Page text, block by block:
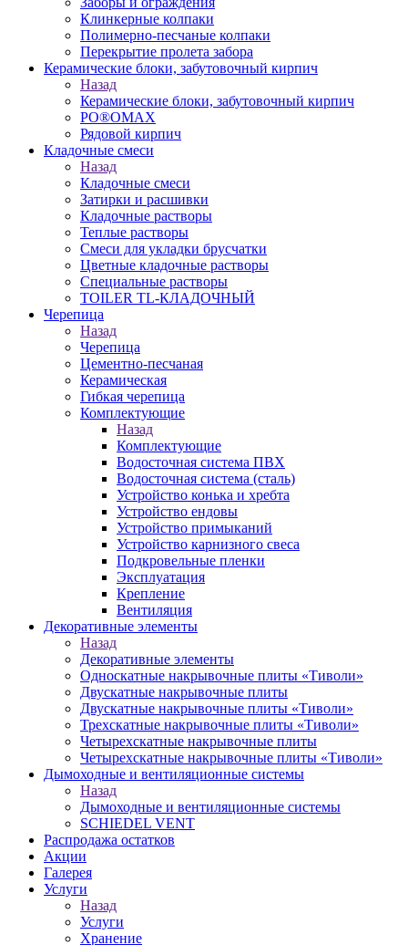
Клинкерные колпаки
Полимерно-песчаные колпаки
Перекрытие пролета забора
Керамические блоки, забутовочный кирпич
Назад
Керамические блоки, забутовочный кирпич
PO®OMAX
Рядовой кирпич
Кладочные смеси
Назад
Кладочные смеси
Затирки и расшивки
Кладочные растворы
Теплые растворы
Смеси для укладки брусчатки
Цветные кладочные растворы
Специальные растворы
TOILER TL-КЛАДОЧНЫЙ
Черепица
Назад
Черепица
Цементно-песчаная
Керамическая
Гибкая черепица
Комплектующие
Назад
Комплектующие
Водосточная система ПВХ
Водосточная система (сталь)
Устройство конька и хребта
Устройство ендовы
Устройство примыканий
Устройство карнизного свеса
Подкровельные пленки
Эксплуатация
Крепление
Вентиляция
Декоративные элементы
Назад
Декоративные элементы
Односкатные накрывочные плиты «Тиволи»
Двускатные накрывочные плиты
Двускатные накрывочные плиты «Тиволи»
Трехскатные накрывочные плиты «Тиволи»
Четырехскатные накрывочные плиты
Четырехскатные накрывочные плиты «Тиволи»
Дымоходные и вентиляционные системы
Назад
Дымоходные и вентиляционные системы
SCHIEDEL VENT
Распродажа остатков
Акции
Галерея
Услуги
Назад
Услуги
Хранение